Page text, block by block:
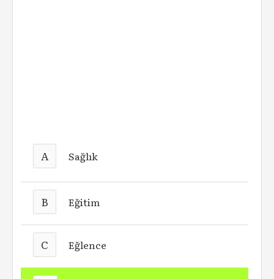
A Sağlık
B Eğitim
C Eğlence